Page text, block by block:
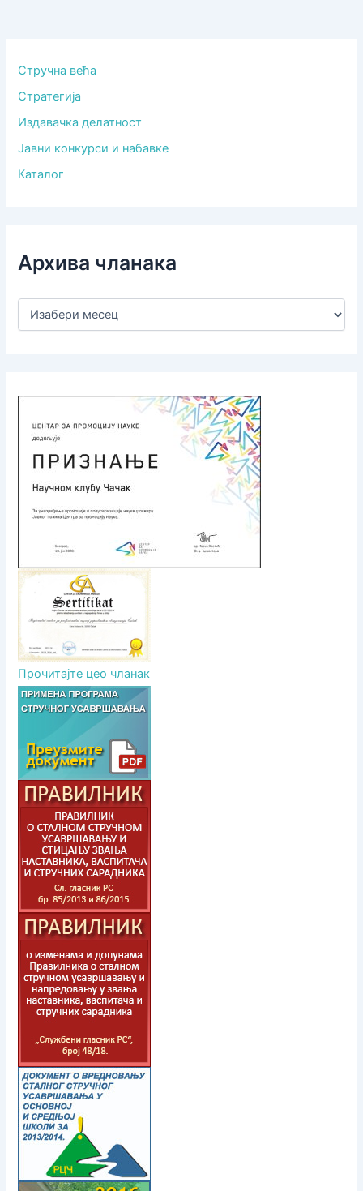
Стручна већа
Стратегија
Издавачка делатност
Јавни конкурси и набавке
Каталог
Архива чланака
А
Прочитајте цео чланак